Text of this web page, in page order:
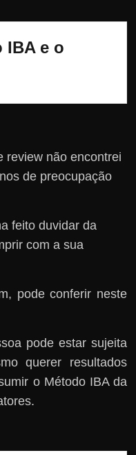
IBA e o
review não encontrei
de preocupação
feito duvidar da
com a sua
pode conferir neste
pode estar sujeita
querer resultados
o Método IBA da